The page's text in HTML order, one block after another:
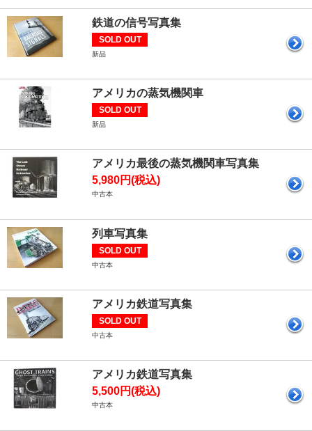
鉄道の信号写真集
SOLD OUT
新品
アメリカの蒸気機関車
SOLD OUT
新品
アメリカ最後の蒸気機関車写真集
5,980円(税込)
中古本
列車写真集
SOLD OUT
中古本
アメリカ鉄道写真集
SOLD OUT
中古本
アメリカ鉄道写真集
5,500円(税込)
中古本